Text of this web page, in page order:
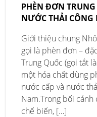
PHÈN ĐƠN
NƯỚC THẢI CÔNG
Giới thiệu chung
gọi là phèn đơn –
Trung Quốc (gọi tắt
một hóa chất dùng
nước cấp và nước
Nam.Trong bối cảnh
chế biến, […]